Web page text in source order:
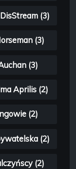
DisStream (3)
(3)
(3)
Aprilis (2)
(2)
(2)
(2)